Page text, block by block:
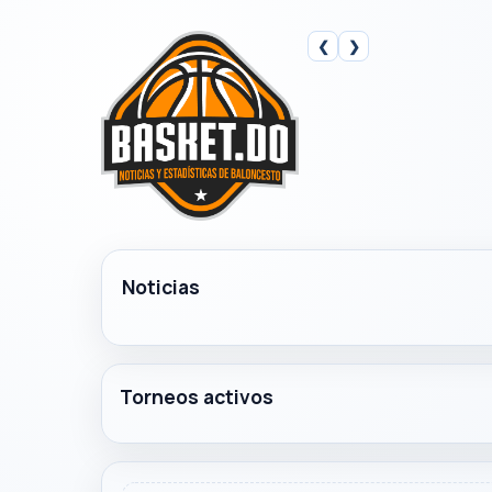
❮ ❯
Noticias
Torneos activos